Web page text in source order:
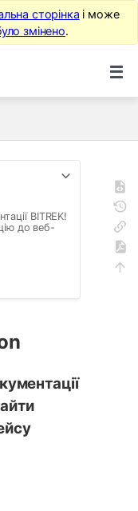
сторінка і може
змінено.
BITREK!
до веб-